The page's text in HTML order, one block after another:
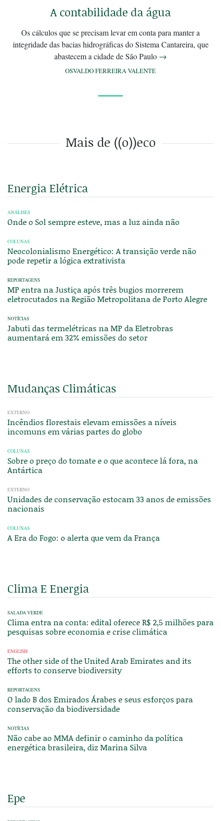
A contabilidade da água
Os cálculos que se precisam levar em conta para manter a
integridade das bacias hidrográficas do Sistema Cantareira, que
abastecem a cidade de São Paulo →
OSVALDO FERREIRA VALENTE
Mais de ((o))eco
Energia Elétrica
ANÁLISES
Onde o Sol sempre esteve, mas a luz ainda não
COLUNAS
Neocolonialismo Energético: A transição verde não
pode repetir a lógica extrativista
REPORTAGENS
MP entra na Justiça após três bugios morrerem
eletrocutados na Região Metropolitana de Porto Alegre
NOTÍCIAS
Jabuti das termelétricas na MP da Eletrobras
aumentará em 32% emissões do setor
Mudanças Climáticas
EXTERNO
Incêndios florestais elevam emissões a níveis
incomuns em várias partes do globo
COLUNAS
Sobre o preço do tomate e o que acontece lá fora, na
Antártica
EXTERNO
Unidades de conservação estocam 33 anos de emissões
nacionais
COLUNAS
A Era do Fogo: o alerta que vem da França
Clima E Energia
SALADA VERDE
Clima entra na conta: edital oferece R$ 2,5 milhões para
pesquisas sobre economia e crise climática
ENGLISH
The other side of the United Arab Emirates and its
efforts to conserve biodiversity
REPORTAGENS
O lado B dos Emirados Árabes e seus esforços para
conservação da biodiversidade
NOTÍCIAS
Não cabe ao MMA definir o caminho da política
energética brasileira, diz Marina Silva
Epe